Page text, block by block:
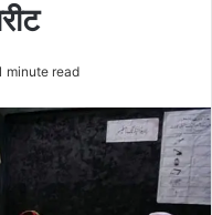
minute read